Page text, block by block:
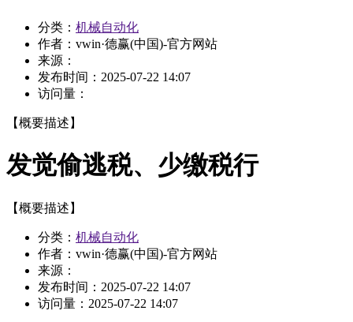
分类： 机械自动化
作者：vwin·德赢(中国)-官方网站
来源：
发布时间： 2025-07-22 14:07
访问量：
【概要描述】
发觉偷逃税、少缴税行
【概要描述】
分类： 机械自动化
作者：vwin·德赢(中国)-官方网站
来源：
发布时间： 2025-07-22 14:07
访问量： 2025-07-22 14:07